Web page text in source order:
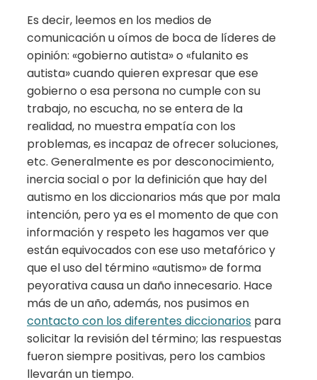
Es decir, leemos en los medios de
comunicación u oímos de boca de líderes de
opinión: «gobierno autista» o «fulanito es
autista» cuando quieren expresar que ese
gobierno o esa persona no cumple con su
trabajo, no escucha, no se entera de la
realidad, no muestra empatía con los
problemas, es incapaz de ofrecer soluciones,
etc. Generalmente es por desconocimiento,
inercia social o por la definición que hay del
autismo en los diccionarios más que por mala
intención, pero ya es el momento de que con
información y respeto les hagamos ver que
están equivocados con ese uso metafórico y
que el uso del término «autismo» de forma
peyorativa causa un daño innecesario. Hace
más de un año, además, nos pusimos en
contacto con los diferentes diccionarios para
solicitar la revisión del término; las respuestas
fueron siempre positivas, pero los cambios
llevarán un tiempo.